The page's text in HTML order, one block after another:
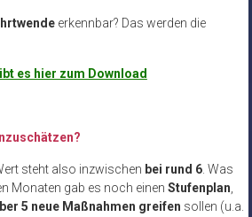
erkennbar? Das werden die
es hier zum Download
steht also inzwischen bei rund 6. Was
Monaten gab es noch einen Stufenplan,
5 neue Maßnahmen greifen sollen (u.a.